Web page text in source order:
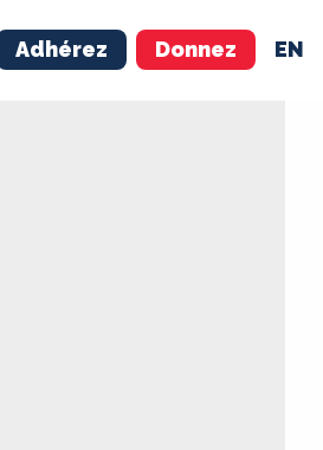
Adhérez Donnez EN